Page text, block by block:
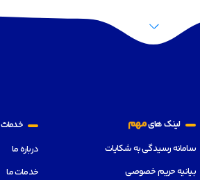
لینک هایمهم
سامانه رسیدگی به شکایات
بیانیه حریم خصوصی
خدمات
درباره ما
خدمات ما